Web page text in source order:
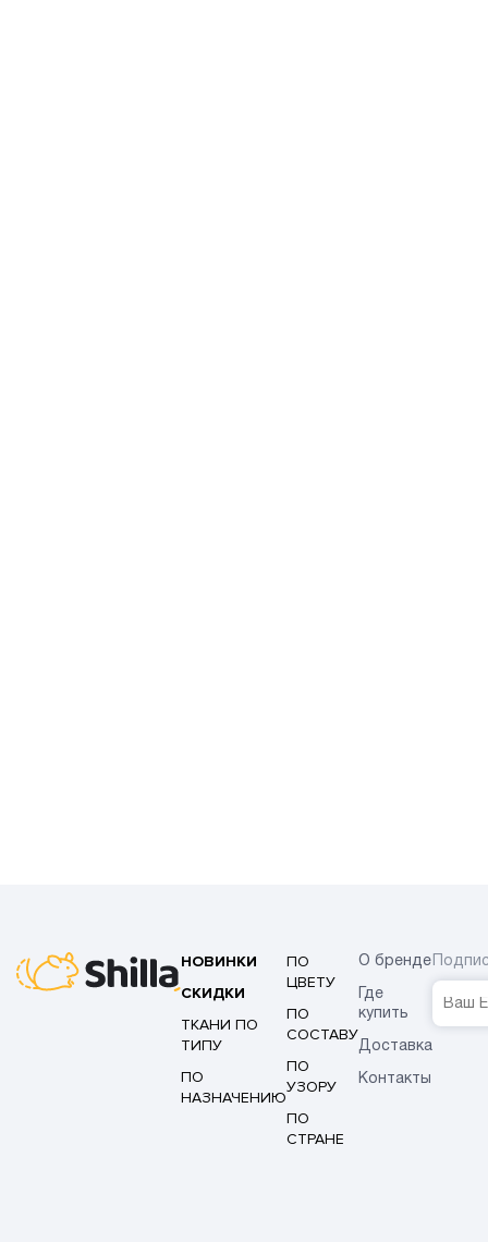
НОВИНКИ
СКИДКИ
ТКАНИ ПО
ТИПУ
ПО
НАЗНАЧЕНИЮ
ПО
ЦВЕТУ
ПО
СОСТАВУ
ПО
УЗОРУ
ПО
СТРАНЕ
О бренде
Где
купить
Доставка
Контакты